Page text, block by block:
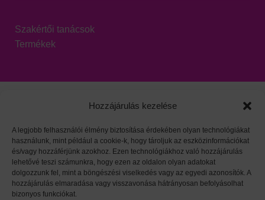
Hozzájárulás kezelése
A legjobb felhasználói élmény biztosítása érdekében olyan technológiákat
használunk, mint például a cookie-k, hogy tároljuk az eszközinformációkat
és/vagy hozzáférjünk azokhoz. Ezen technológiákhoz való hozzájárulás
lehetővé teszi számunkra, hogy ezen az oldalon olyan adatokat
dolgozzunk fel, mint a böngészési viselkedés vagy az egyedi azonosítók. A
hozzájárulás elmaradása vagy visszavonása hátrányosan befolyásolhat
bizonyos funkciókat.
Szakértői tanácsok
Termékek
Viszonteladói oldal| Adatvédelem|HARZO tárgymutató